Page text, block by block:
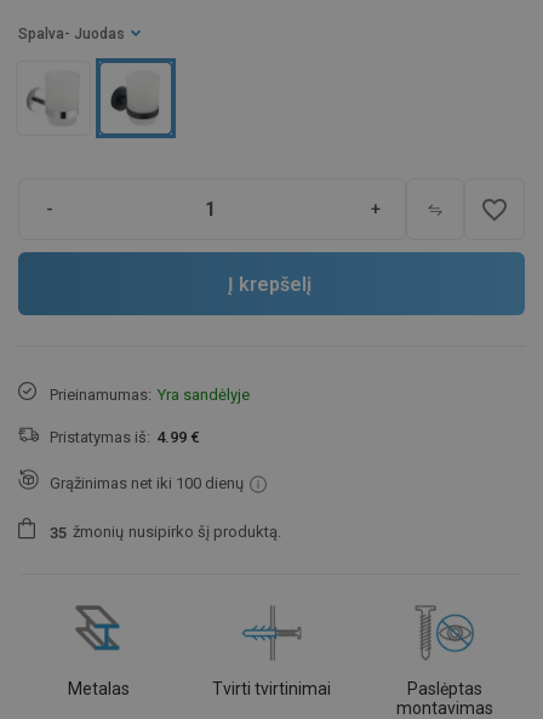
Spalva - Juodas
- + favorite_border
Į krepšelį
Prieinamumas: Yra sandėlyje
Pristatymas iš: 4.99 €
Grąžinimas net iki 100 dienų
35 žmonių nusipirko šį produktą.
Metalas Tvirti tvirtinimai
Paslėptas
montavimas